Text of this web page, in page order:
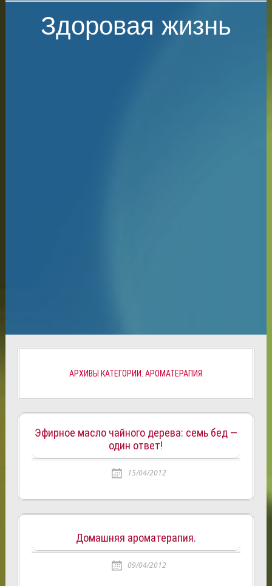
Здоровая жизнь
АРХИВЫ КАТЕГОРИИ: АРОМАТЕРАПИЯ
Эфирное масло чайного дерева: семь бед —
один ответ!
15/04/2012
Домашняя ароматерапия.
09/04/2012